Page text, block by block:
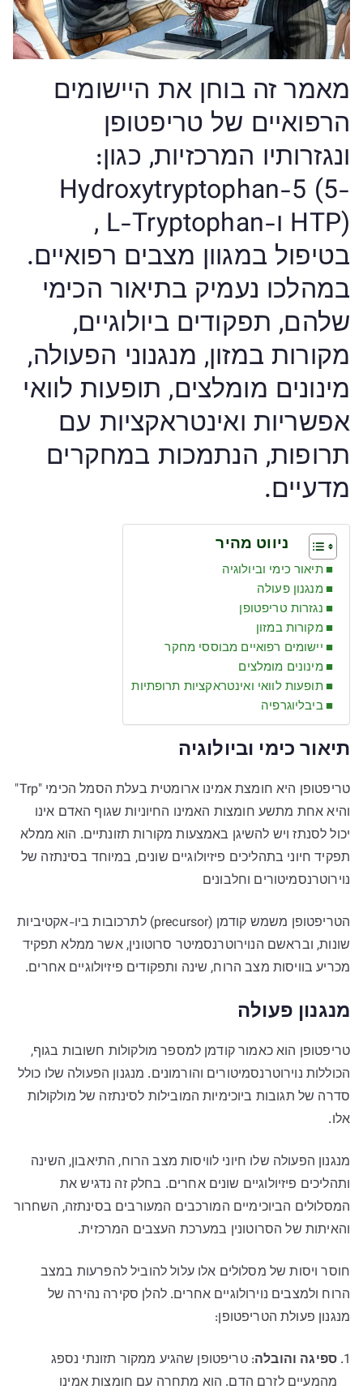
מאמר זה בוחן את היישומים
הרפואיים של טריפטופן
ונגזרותיו המרכזיות, כגון:
Hydroxytryptophan-5 (5-
HTP) ו-L-Tryptophan ,
בטיפול במגוון מצבים רפואיים.
במהלכו נעמיק בתיאור הכימי
שלהם, תפקודים ביולוגיים,
מקורות במזון, מנגנוני הפעולה,
מינונים מומלצים, תופעות לוואי
אפשריות ואינטראקציות עם
תרופות, הנתמכות במחקרים
מדעיים.
ניווט מהיר
תיאור כימי וביולוגיה
מנגנון פעולה
נגזרות טריפטופן
מקורות במזון
יישומים רפואיים מבוססי מחקר
מינונים מומלצים
תופעות לוואי ואינטראקציות תרופתיות
ביבליוגרפיה
תיאור כימי וביולוגיה
טריפטופן היא חומצת אמינו ארומטית בעלת הסמל הכימי "Trp"
והיא אחת מתשע חומצות האמינו החיוניות שגוף האדם אינו
יכול לסנתז ויש להשיגן באמצעות מקורות תזונתיים. הוא ממלא
תפקיד חיוני בתהליכים פיזיולוגיים שונים, במיוחד בסינתזה של
נוירוטרנסמיטורים וחלבונים
הטריפטופן משמש קודמן (precursor) לתרכובות ביו-אקטיביות
שונות, ובראשם הנוירוטרנסמיטר סרוטונין, אשר ממלא תפקיד
מכריע בוויסות מצב הרוח, שינה ותפקודים פיזיולוגיים אחרים.
מנגנון פעולה
טריפטופן הוא כאמור קודמן למספר מולקולות חשובות בגוף,
הכוללות נוירוטרנסמיטורים והורמונים. מנגנון הפעולה שלו כולל
סדרה של תגובות ביוכימיות המובילות לסינתזה של מולקולות
אלו.
מנגנון הפעולה שלו חיוני לוויסות מצב הרוח, התיאבון, השינה
ותהליכים פיזיולוגיים שונים אחרים. בחלק זה נדגיש את
המסלולים הביוכימיים המורכבים המעורבים בסינתזה, השחרור
והאיתות של הסרוטונין במערכת העצבים המרכזית.
חוסר ויסות של מסלולים אלו עלול להוביל להפרעות במצב
הרוח ולמצבים נוירולוגיים אחרים. להלן סקירה נהירה של
מנגנון פעולת הטריפטופן:
ספיגה והובלה: טריפטופן שהגיע ממקור תזונתי נספג
מהמעיים לזרם הדם. הוא מתחרה עם חומצות אמינו